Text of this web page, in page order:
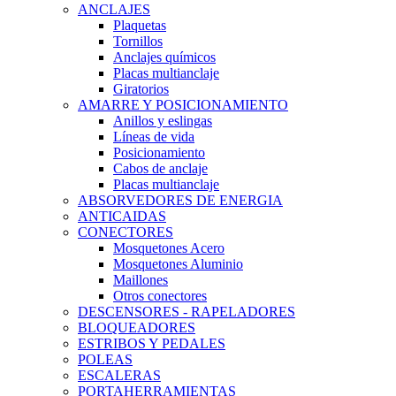
ANCLAJES
Plaquetas
Tornillos
Anclajes químicos
Placas multianclaje
Giratorios
AMARRE Y POSICIONAMIENTO
Anillos y eslingas
Líneas de vida
Posicionamiento
Cabos de anclaje
Placas multianclaje
ABSORVEDORES DE ENERGIA
ANTICAIDAS
CONECTORES
Mosquetones Acero
Mosquetones Aluminio
Maillones
Otros conectores
DESCENSORES - RAPELADORES
BLOQUEADORES
ESTRIBOS Y PEDALES
POLEAS
ESCALERAS
PORTAHERRAMIENTAS